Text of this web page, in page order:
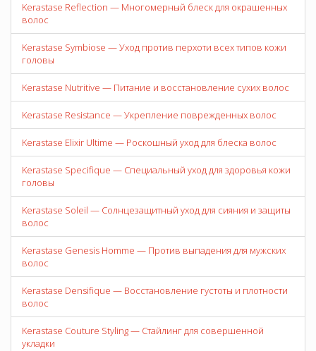
Kerastase Reflection — Многомерный блеск для окрашенных
волос
Kerastase Symbiose — Уход против перхоти всех типов кожи
головы
Kerastase Nutritive — Питание и восстановление сухих волос
Kerastase Resistance — Укрепление поврежденных волос
Kerastase Elixir Ultime — Роскошный уход для блеска волос
Kerastase Specifique — Специальный уход для здоровья кожи
головы
Kerastase Soleil — Солнцезащитный уход для сияния и защиты
волос
Kerastase Genesis Homme — Против выпадения для мужских
волос
Kerastase Densifique — Восстановление густоты и плотности
волос
Kerastase Couture Styling — Стайлинг для совершенной
укладки